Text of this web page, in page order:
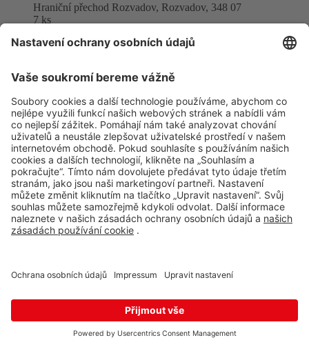
Hraniční přechod Rozvadov, Rozvadov, 348 07
7 ks
Mapa
Rožany
Sohland
Rožany 150, Šluknov,407 77